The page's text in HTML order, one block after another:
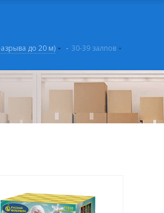
до 20 м) - 30-39 залпов